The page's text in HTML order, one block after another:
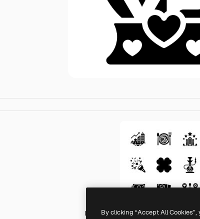
Linector FillBy clicking “Accept All